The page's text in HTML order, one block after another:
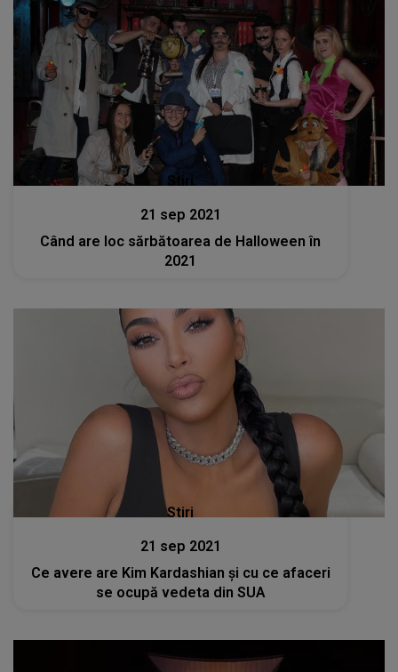
Stiri
21 sep 2021
Când are loc sărbătoarea de Halloween în
2021
Stiri
21 sep 2021
Ce avere are Kim Kardashian și cu ce afaceri
se ocupă vedeta din SUA